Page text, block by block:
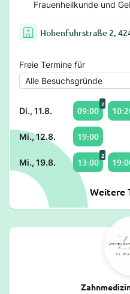
Frauenheilkunde und
Hohenfuhrstraße 2,
Freie Termine für
Di., 11.8. 09:00
2
Mi., 12.8. 19:00
Mi., 19.8. 13:00
2
Weitere